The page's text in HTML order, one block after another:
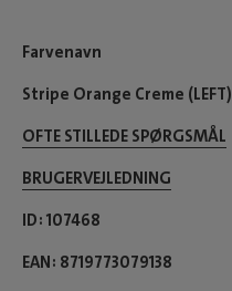
Farvenavn
Stripe Orange Creme (LEFT)
OFTE STILLEDE SPØRGSMÅL
BRUGERVEJLEDNING
ID 107468
EAN 8719773079138